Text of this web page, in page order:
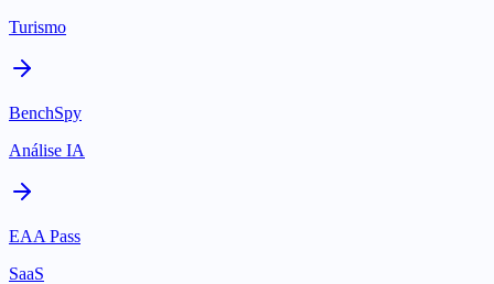
Turismo
BenchSpy
Análise IA
EAA Pass
SaaS